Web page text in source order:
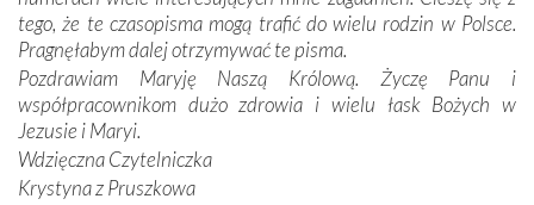
przewodników o portugalskich monarchach i wodzach,
zwycięskich bitwach i nieszczęśliwych losach grzesznych
kochanków.
Byli tym razem pośród Apostołów Fatimy reprezentanci
każdego spośród żyjących pokoleń. Najmłodszy uczestnik
liczył sobie 13 lat, zaś senior, pan Zdzisław – już 94.
Całe życie marzyłem, by tu przyjechać
tego, że te czasopisma mogą trafić do wielu rodzin w Polsce.
Pragnęłabym dalej otrzymywać te pisma.
Pozdrawiam Maryję Naszą Królową. Życzę Panu i
współpracownikom dużo zdrowia i wielu łask Bożych w
Jezusie i Maryi.
Wdzięczna Czytelniczka
Krystyna z Pruszkowa